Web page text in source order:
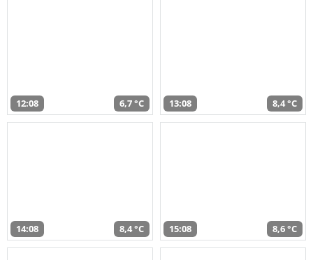
12:08 6,7 °C 13:08 8,4 °C
14:08 8,4 °C 15:08 8,6 °C